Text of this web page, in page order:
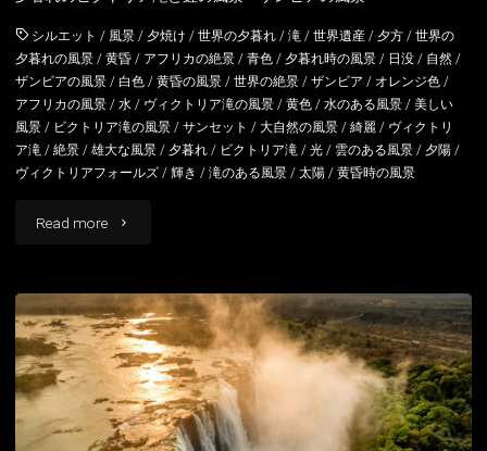
フ
ォ
ー
シルエット / 風景 / 夕焼け /世界の夕暮れ /滝 /世界遺産 / 夕方 /世界の
夕暮れの風景 /黄昏 / アフリカの絶景 /青色 / 夕暮れ時の風景 / 日没 / 自然 /
ザンビアの風景 /白色 /黄昏の風景 /世界の絶景 /ザンビア / オレンジ色 /
アフリカの風景 /水 / ヴィクトリア滝の風景 /黄色 /水のある風景 /美しい
風景 / ビクトリア滝の風景 /サンセット /大自然の風景 /綺麗 / ヴィクトリ
ア滝 /絶景 /雄大な風景 / 夕暮れ / ビクトリア滝 /光 / 雲のある風景 / 夕陽 /
ヴィクトリアフォールズ /輝き /滝のある風景 /太陽 /黄昏時の風景
Read more "夕
れ
の
ビ
ク